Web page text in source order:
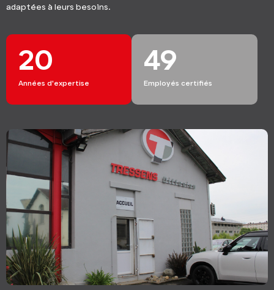
adaptées à leurs besoins.
Années d'expertise
20
Employés certifiés
49